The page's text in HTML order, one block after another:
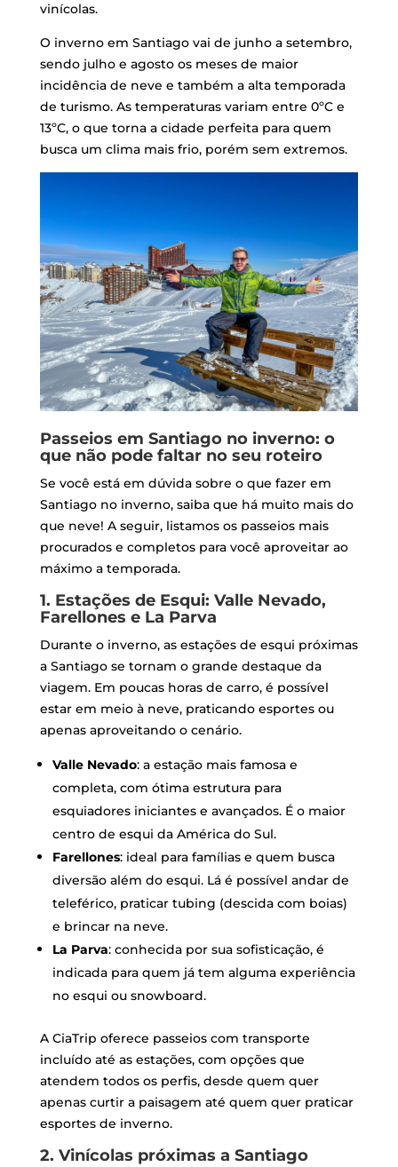
vinícolas.
O inverno em Santiago vai de junho a setembro,
sendo julho e agosto os meses de maior
incidência de neve e também a alta temporada
de turismo. As temperaturas variam entre 0ºC e
13ºC, o que torna a cidade perfeita para quem
busca um clima mais frio, porém sem extremos.
Passeios em Santiago no inverno: o
que não pode faltar no seu roteiro
Se você está em dúvida sobre o que fazer em
Santiago no inverno, saiba que há muito mais do
que neve! A seguir, listamos os passeios mais
procurados e completos para você aproveitar ao
máximo a temporada.
1. Estações de Esqui: Valle Nevado,
Farellones e La Parva
Durante o inverno, as estações de esqui próximas
a Santiago se tornam o grande destaque da
viagem. Em poucas horas de carro, é possível
estar em meio à neve, praticando esportes ou
apenas aproveitando o cenário.
Valle Nevado: a estação mais famosa e
completa, com ótima estrutura para
esquiadores iniciantes e avançados. É o maior
centro de esqui da América do Sul.
Farellones: ideal para famílias e quem busca
diversão além do esqui. Lá é possível andar de
teleférico, praticar tubing (descida com boias)
e brincar na neve.
La Parva: conhecida por sua sofisticação, é
indicada para quem já tem alguma experiência
no esqui ou snowboard.
A CiaTrip oferece passeios com transporte
incluído até as estações, com opções que
atendem todos os perfis, desde quem quer
apenas curtir a paisagem até quem quer praticar
esportes de inverno.
2. Vinícolas próximas a Santiago